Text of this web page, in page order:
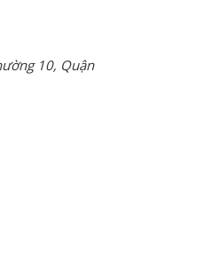
10, Quận